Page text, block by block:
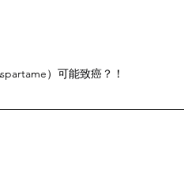
）可能致癌？！